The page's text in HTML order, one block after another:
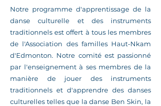
Notre programme d'apprentissage de la
danse culturelle et des instruments
traditionnels est offert à tous les membres
de l'Association des familles Haut-Nkam
d'Edmonton. Notre comité est passionné
par l'enseignement à ses membres de la
manière de jouer des instruments
traditionnels et d'apprendre des danses
culturelles telles que la danse Ben Skin, la